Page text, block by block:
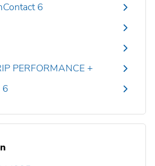
6
PERFORMANCE +
6